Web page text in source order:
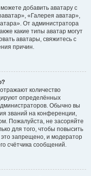
добавить аватару с
«Галерея аватар»,
От администратора
какие типы аватар могут
аватары, свяжитесь с
причин.
количество
определённых
Обычно вы
званий на конференции,
Пожалуйста, не засоряйте
для того, чтобы повысить
запрещено, и модератор
счётчика сообщений.